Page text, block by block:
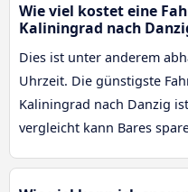
Wie viel kostet eine
Kaliningrad nach
Dies ist unter anderem
Uhrzeit. Die günstigste
Kaliningrad nach Danzig
vergleicht kann Bares